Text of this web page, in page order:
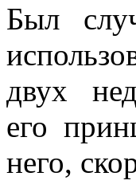
Был
двух
его
него,